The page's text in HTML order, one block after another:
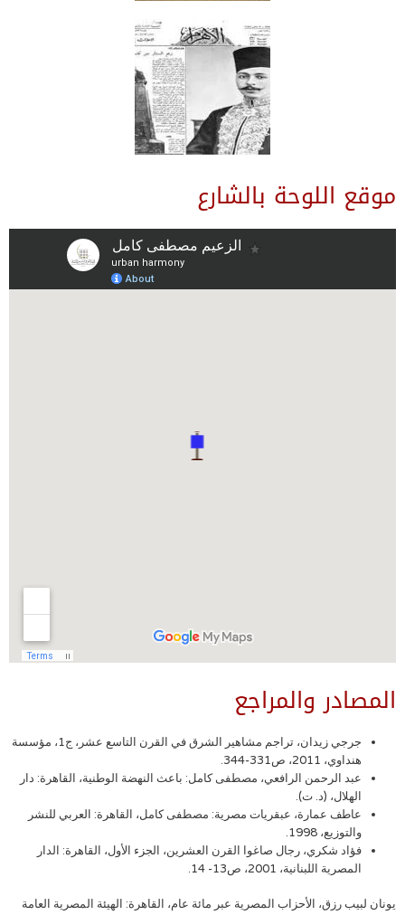
موقع اللوحة بالشارع
المصادر والمراجع
جرجي زيدان، تراجم مشاهير الشرق في القرن التاسع عشر، ج1، مؤسسة
هنداوي، 2011، ص331-344.
عبد الرحمن الرافعي، مصطفى كامل: باعث النهضة الوطنية، القاهرة: دار
الهلال، (د. ت).
عاطف عمارة، عبقريات مصرية: مصطفى كامل، القاهرة: العربي للنشر
والتوزيع، 1998.
فؤاد شكري، رجال صاغوا القرن العشرين، الجزء الأول، القاهرة: الدار
المصرية اللبنانية، 2001، ص13- 14.
يونان لبيب رزق، الأحزاب المصرية عبر مائة عام، القاهرة: الهيئة المصرية العامة